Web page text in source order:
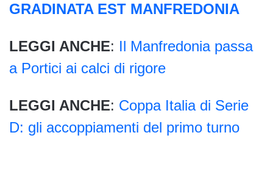
GRADINATA EST MANFREDONIA
LEGGI ANCHE: Il Manfredonia passa
a Portici ai calci di rigore
LEGGI ANCHE: Coppa Italia di Serie
D: gli accoppiamenti del primo turno